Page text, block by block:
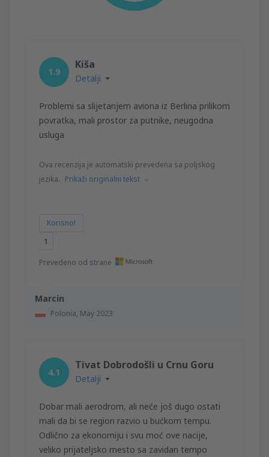
Marcin
Polonia, May 2023
1.9
Kiša
Detalji
Problemi sa slijetanjem aviona iz Berlina prilikom
povratka, mali prostor za putnike, neugodna
usluga
Ova recenzija je automatski prevedena sa poljskog
jezika. Prikaži originalni tekst
Korisno!
1
Prevedeno od strane
4.1
Tivat Dobrodošli u Crnu Goru
Detalji
Dobar mali aerodrom, ali neće još dugo ostati
mali da bi se region razvio u bućkom tempu.
Odlično za ekonomiju i svu moć ove nacije,
veliko prijateljsko mesto sa zavidan tempo